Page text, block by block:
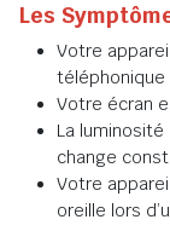
Les
Votre
téléphonique
Votre écran
La
change
Votre
oreille lors